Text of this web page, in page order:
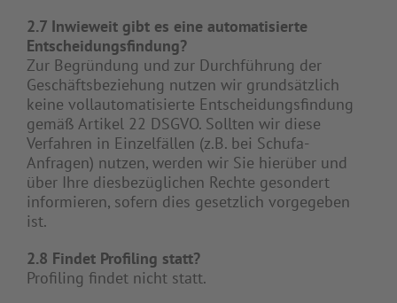
2.7 Inwieweit gibt es eine automatisierte
Entscheidungsfindung?
Zur Begründung und zur Durchführung der
Geschäftsbeziehung nutzen wir grundsätzlich
keine vollautomatisierte Entscheidungsfindung
gemäß Artikel 22 DSGVO. Sollten wir diese
Verfahren in Einzelfällen (z.B. bei Schufa-
Anfragen) nutzen, werden wir Sie hierüber und
über Ihre diesbezüglichen Rechte gesondert
informieren, sofern dies gesetzlich vorgegeben
ist.
2.8 Findet Profiling statt?
Profiling findet nicht statt.